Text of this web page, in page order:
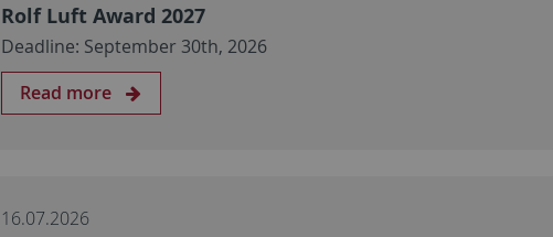
Rolf Luft Award 2027
Deadline: September 30th, 2026
Read more
16.07.2026